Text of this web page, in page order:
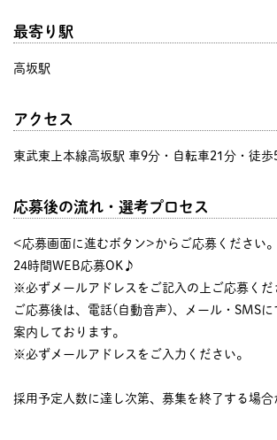
最寄り駅
高坂駅
アクセス
東武東上本線高坂駅 車9分・自転車21分・徒歩
応募後の流れ・選考プロセス
<応募画面に進むボタン>からご応募ください。
24時間WEB応募OK♪
※必ずメールアドレスをご記入の上ご応募くだ
ご応募後は、電話(自動音声)、メール・SMS
案内しております。
※必ずメールアドレスをご入力ください。
採用予定人数に達し次第、募集を終了する場合